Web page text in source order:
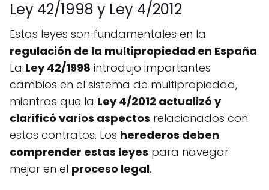
Ley 42/1998 y Ley 4/2012
Estas leyes son fundamentales en la
regulación de la multipropiedad en España.
La Ley 42/1998 introdujo importantes
cambios en el sistema de multipropiedad,
mientras que la Ley 4/2012 actualizó y
clarificó varios aspectos relacionados con
estos contratos. Los herederos deben
comprender estas leyes para navegar
mejor en el proceso legal.